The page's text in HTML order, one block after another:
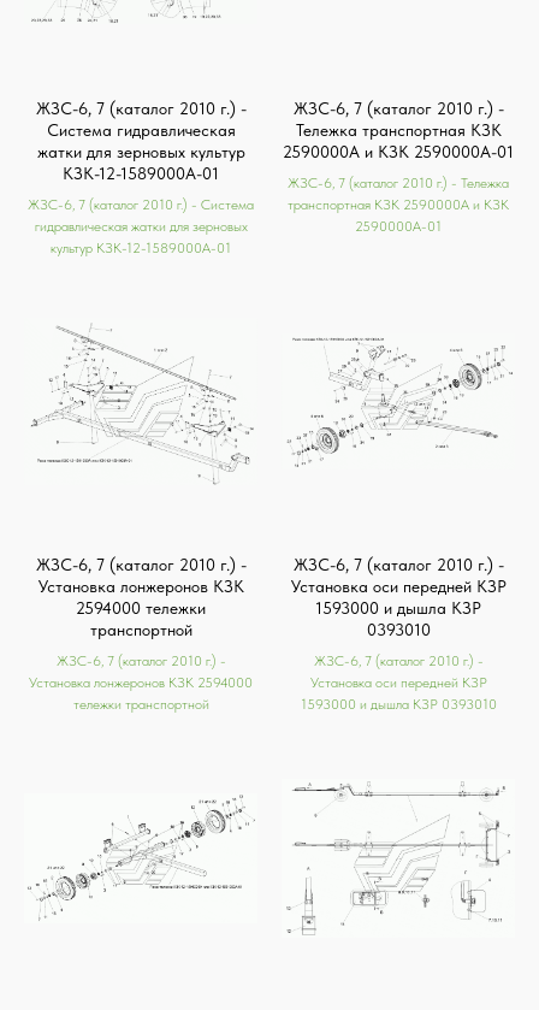
ЖЗС-6, 7 (каталог 2010 г.) -
Система гидравлическая
жатки для зерновых культур
КЗК-12-1589000А-01
ЖЗС-6, 7 (каталог 2010 г.) - Система
гидравлическая жатки для зерновых
культур КЗК-12-1589000А-01
ЖЗС-6, 7 (каталог 2010 г.) -
Тележка транспортная КЗК
2590000А и КЗК 2590000А-01
ЖЗС-6, 7 (каталог 2010 г.) - Тележка
транспортная КЗК 2590000А и КЗК
2590000А-01
ЖЗС-6, 7 (каталог 2010 г.) -
Установка лонжеронов КЗК
2594000 тележки
транспортной
ЖЗС-6, 7 (каталог 2010 г.) -
Установка лонжеронов КЗК 2594000
тележки транспортной
ЖЗС-6, 7 (каталог 2010 г.) -
Установка оси передней КЗР
1593000 и дышла КЗР
0393010
ЖЗС-6, 7 (каталог 2010 г.) -
Установка оси передней КЗР
1593000 и дышла КЗР 0393010